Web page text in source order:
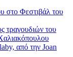
στο Φεστιβάλ του
του
από την Joan